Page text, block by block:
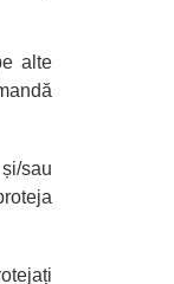
alte
sau